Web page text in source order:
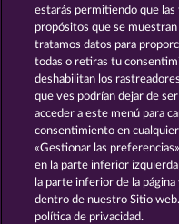
Super Duper Cherry
Declaración de
estarás permitiendo que
propósitos que se
tratamos datos para
todas o retiras tu
deshabilitan los
que ves podrían dejar de
acceder a este menú para
consentimiento en
«Gestionar las
en la parte inferior
la parte inferior de la
dentro de nuestro Sitio
política de privacidad.